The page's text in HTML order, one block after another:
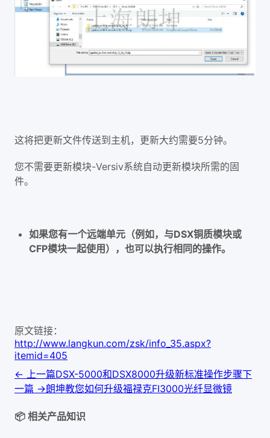
这将把更新文件传送到主机，更新大约需要5分钟。
您不需要更新模块-Versiv系统自动更新模块所需的固
件。
如果您有一个远端单元（例如，与DSX铜质模块或
CFP模块一起使用），也可以执行相同的操作。
原文链接：
http://www.langkun.com/zsk/info_35.aspx?
itemid=405
← 上一篇DSX-5000和DSX8000升级新标准操作步骤下
一篇 →朗坤教您如何升级福禄克FI3000光纤显微镜
📦 相关产品知识